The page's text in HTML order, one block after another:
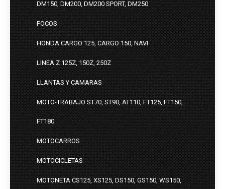
DM150, DM200, DM200 SPORT, DM250
FOCOS
HONDA CARGO 125, CARGO 150, NAVI
LINEA Z 125Z, 150Z, 250Z
LLANTAS Y CAMARAS
MOTO-TRABAJO ST70, ST90, AT110, FT125, FT150,
FT180
MOTOCARROS
MOTOCICLETAS
MOTONETA CS125, XS125, DS150, GS150, WS150,